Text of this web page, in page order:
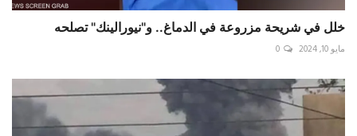
خلل في شريحة مزروعة في الدماغ.. و"نيورالينك" تصلحه
مايو 10, 2024 0